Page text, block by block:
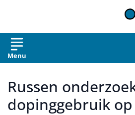
Menu
Russen
dopinggebruik op